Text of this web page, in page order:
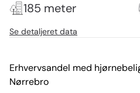
185 meter
Se detaljeret data
Erhvervsandel med
Nørrebro